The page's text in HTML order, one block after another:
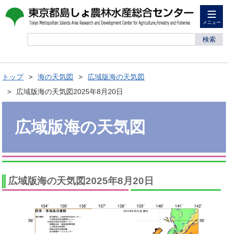
メニュー
検索
トップ 海の天気図
広域版海の天気図
広域版海の天気図2025年8月20日
広域版海の天気図
広域版海の天気図2025年8月20日